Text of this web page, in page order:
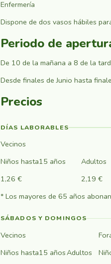
Enfermería
Dispone de dos vasos hábiles
Periodo de
De 10 de la mañana a 8 de la
Desde finales de Junio hasta
Precios
DÍAS LABORABLES
Vecinos
Niños hasta15 años
Adultos
1,26 €
2,19 €
* Los mayores de 65 años
SÁBADOS Y DOMINGOS
Vecinos
Niños hasta15 añosAdultos